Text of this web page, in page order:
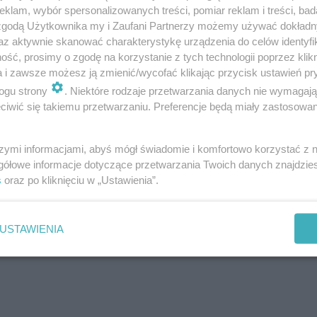
domów, w których instaluje się te źródła
kominki mają zwykle żeliwne lub stalowe
przede wszystkim umożliwiają dużo lepsze
pozwala ograniczyć straty przez komin i
czas na kolejny kominkowy trend, czyli na
wybór spersonalizowanych treści, pomiar reklam i treści,
Użytkownika my i Zaufani Partnerzy możemy używać
aktywnie skanować charakterystykę urządzenia do celów
prosimy o zgodę na korzystanie z tych technologii poprzez
i zawsze możesz ją zmienić/wycofać klikając przycisk ustawień
strony
. Niektóre rodzaje przetwarzania danych nie
się takiemu przetwarzaniu. Preferencje będą miały
informacjami, abyś mógł świadomie i komfortowo korzystać z
informacje dotyczące przetwarzania Twoich danych
oraz po kliknięciu w „Ustawienia”.
USTAWIENIA